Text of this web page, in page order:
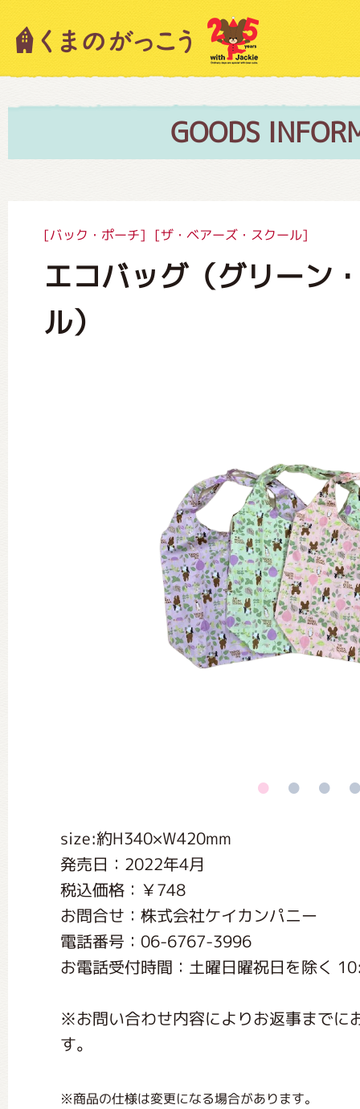
GOODS
[バック・ポーチ] [ザ・ベアーズ・スクール]
エコバッグ（グリーン
ル）
size:約H340×W420mm
発売日：2022年4月
税込価格：￥748
お問合せ：株式会社ケイカンパニー
電話番号：06-6767-3996
お電話受付時間：土曜日曜祝日を除く
※お問い合わせ内容によりお返事までに
す。
※商品の仕様は変更になる場合があります。
キャラクター紹介
絵本・作家紹介
ミュージカル・コンサート
おたのしみコンテンツ(クイズ・
チア ジャッキーズ！
くまのがっこう 家庭科部